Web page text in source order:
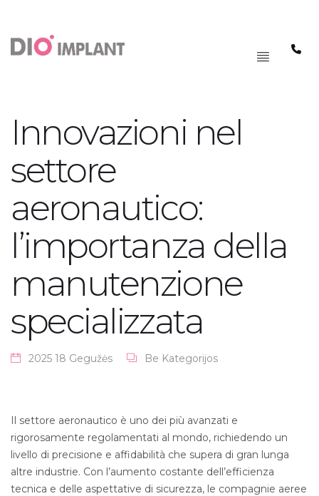
Innovazioni nel
settore
aeronautico:
l’importanza della
manutenzione
specializzata
2025 18 Gegužės Be Kategorijos
Il settore aeronautico è uno dei più avanzati e
rigorosamente regolamentati al mondo, richiedendo un
livello di precisione e affidabilità che supera di gran lunga
altre industrie. Con l’aumento costante dell’efficienza
tecnica e delle aspettative di sicurezza, le compagnie aeree